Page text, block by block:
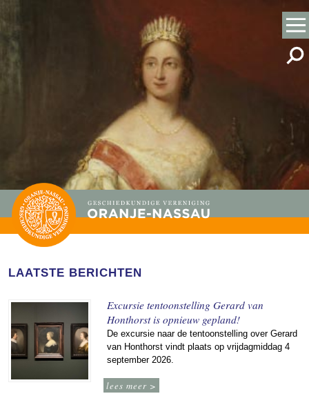
LAATSTE BERICHTEN
Excursie tentoonstelling Gerard van
Honthorst is opnieuw gepland!
De excursie naar de tentoonstelling over Gerard
van Honthorst vindt plaats op vrijdagmiddag 4
september 2026.
lees meer >